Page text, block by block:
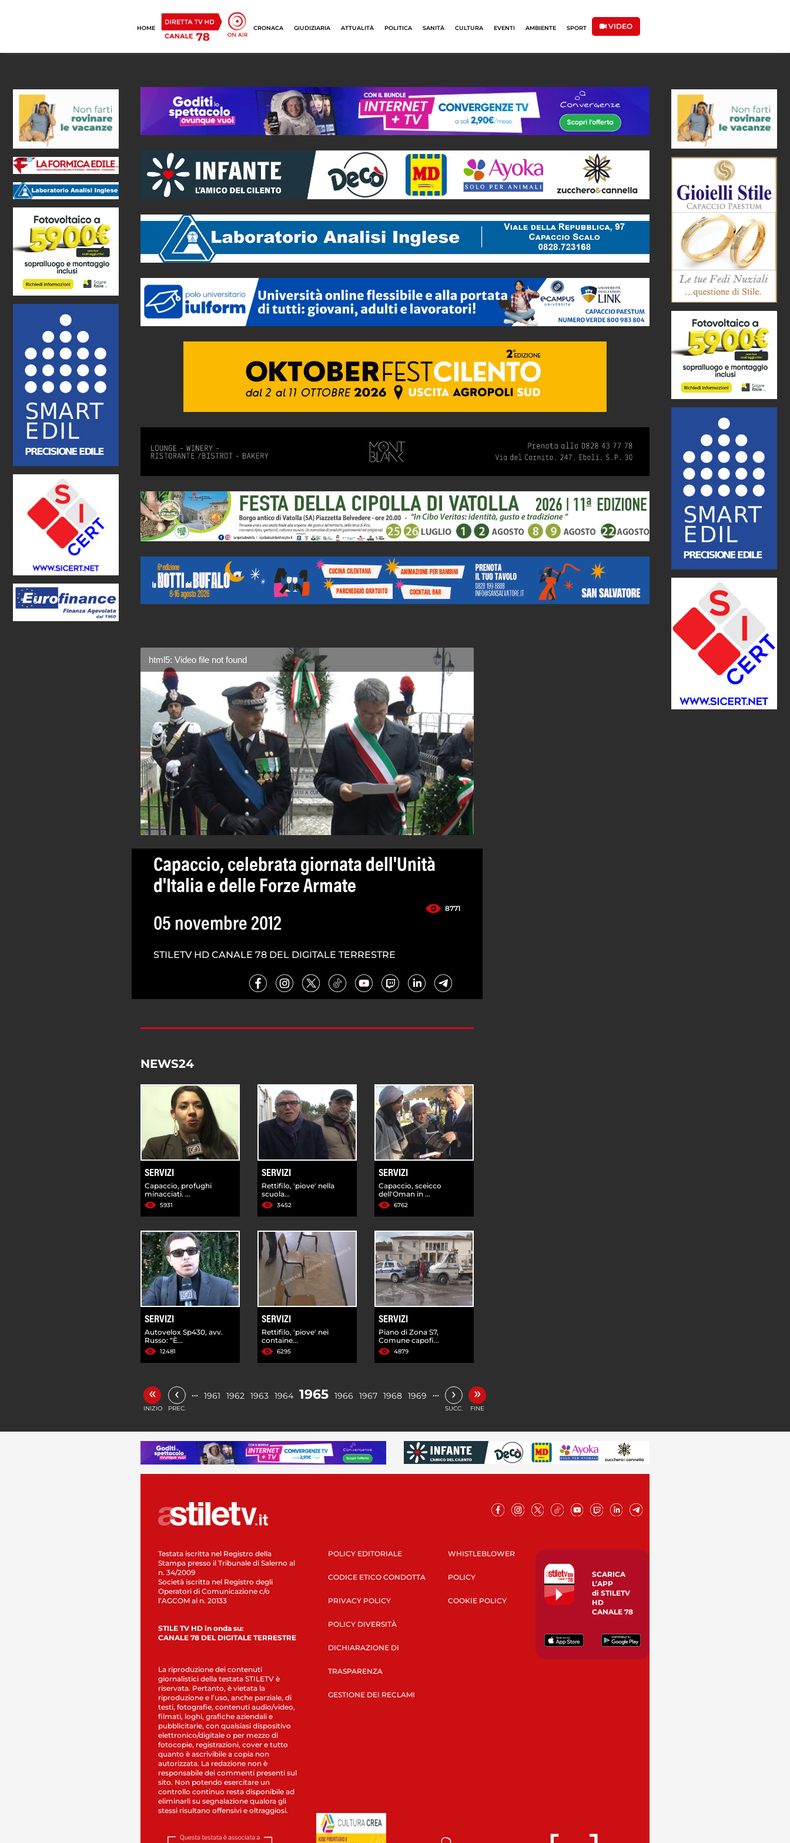
HOME CRONACA GIUDIZIARIA ATTUALITÀ POLITICA SANITÀ CULTURA EVENTI AMBIENTE SPORT VIDEO
html5: Video file not found
Capaccio, celebrata giornata dell'Unità
d'Italia e delle Forze Armate
8771
05 novembre 2012
STILETV HD CANALE 78 DEL DIGITALE TERRESTRE
NEWS24
SERVIZI
Capaccio, profughi
minacciati. ...
5931
SERVIZI
Rettifilo, 'piove' nella
scuola...
3452
SERVIZI
Capaccio, sceicco
dell'Oman in ...
6762
SERVIZI
Autovelox Sp430, avv.
Russo: “È...
12481
SERVIZI
Rettifilo, 'piove' nei
containe...
6295
SERVIZI
Piano di Zona S7,
Comune capofi...
4879
«
INIZIO
‹
PREC.
… 1961 1962 1963 1964 1965 1966 1967 1968 1969 … ›
SUCC.
»
FINE
Testata iscritta nel Registro della
Stampa presso il Tribunale di Salerno al
n. 34/2009
Società iscritta nel Registro degli
Operatori di Comunicazione c/o
l’AGCOM al n. 20133
STILE TV HD in onda su:
CANALE 78 DEL DIGITALE TERRESTRE
La riproduzione dei contenuti
giornalistici della testata STILETV è
riservata. Pertanto, è vietata la
riproduzione e l’uso, anche parziale, di
testi, fotografie, contenuti audio/video,
filmati, loghi, grafiche aziendali e
pubblicitarie, con qualsiasi dispositivo
elettronico/digitale o per mezzo di
fotocopie, registrazioni, cover e tutto
quanto è ascrivibile a copia non
autorizzata. La redazione non è
responsabile dei commenti presenti sul
sito. Non potendo esercitare un
controllo continuo resta disponibile ad
eliminarli su segnalazione qualora gli
stessi risultano offensivi e oltraggiosi.
POLICY EDITORIALE
CODICE ETICO CONDOTTA
PRIVACY POLICY
POLICY DIVERSITÀ
DICHIARAZIONE DI
TRASPARENZA
GESTIONE DEI RECLAMI
WHISTLEBLOWER
POLICY
COOKIE POLICY
SCARICA
L’APP
di STILETV
HD
CANALE 78